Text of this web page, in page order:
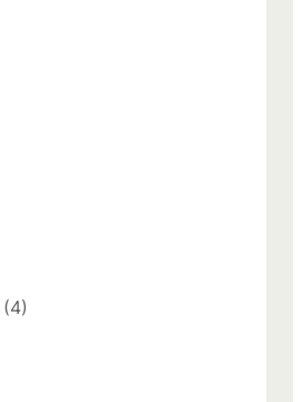
(4)